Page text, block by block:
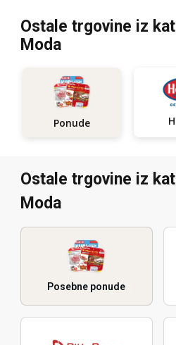
Ostale trgovine iz
Moda
Ponude
Ostale trgovine iz
Moda
Posebne ponude